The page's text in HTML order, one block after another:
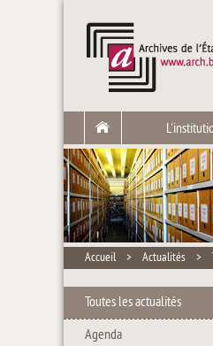
Accueil > Actualités >
Toutes les actualités
Agenda